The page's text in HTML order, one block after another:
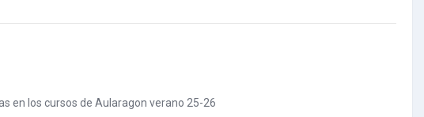
en los cursos de Aularagon verano 25-26